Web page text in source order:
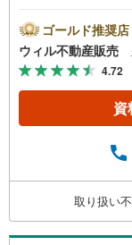
時まで”毎
業時間外
も気にな
有されて
もご内覧
所】◎地
ズスペー
軽にご連
を見学す
ただけま
ゴールド推奨店
ウィル不動産販売
4.72
資
取り扱い